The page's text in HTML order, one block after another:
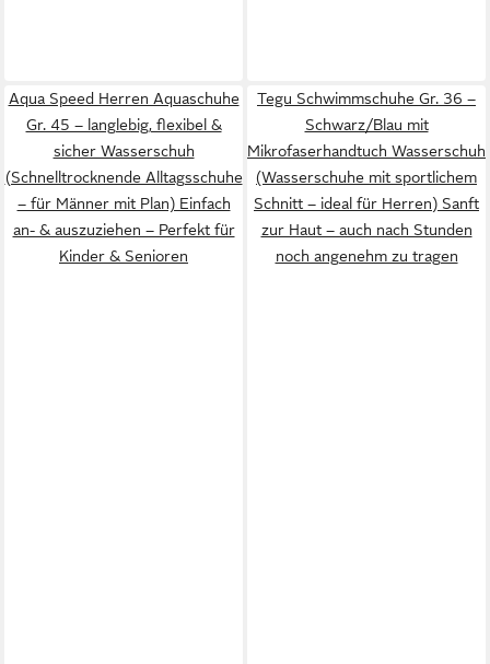
Aqua Speed Herren Aquaschuhe
Gr. 45 – langlebig, flexibel &
sicher Wasserschuh
(Schnelltrocknende Alltagsschuhe
– für Männer mit Plan) Einfach
an- & auszuziehen – Perfekt für
Kinder & Senioren
Tegu Schwimmschuhe Gr. 36 –
Schwarz/Blau mit
Mikrofaserhandtuch Wasserschuh
(Wasserschuhe mit sportlichem
Schnitt – ideal für Herren) Sanft
zur Haut – auch nach Stunden
noch angenehm zu tragen